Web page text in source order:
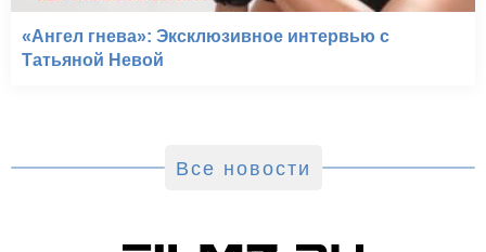
«Ангел гнева»: Эксклюзивное интервью с
Татьяной Невой
Все новости